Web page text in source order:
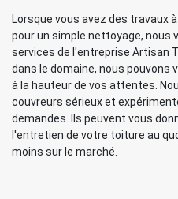
Lorsque vous avez des travaux
pour un simple nettoyage, nous
services de l'entreprise Artisan
dans le domaine, nous
à la hauteur de vos attentes.
couvreurs sérieux et
demandes. Ils peuvent vous
l'entretien de votre toiture au
moins sur le marché.